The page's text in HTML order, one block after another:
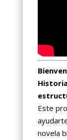
Este
novela